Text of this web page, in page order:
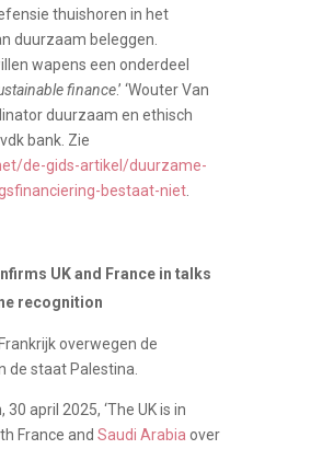
thuishoren in het
duurzaam beleggen.
wapens een onderdeel
finance.’ ‘Wouter Van
duurzaam en ethisch
bank. Zie
de-gids-artikel/duurzame-
bestaat-niet.
UK and France in talks
recognition
overwegen de
de staat Palestina.
30 april 2025, ‘The UK is in
France and Saudi Arabia over